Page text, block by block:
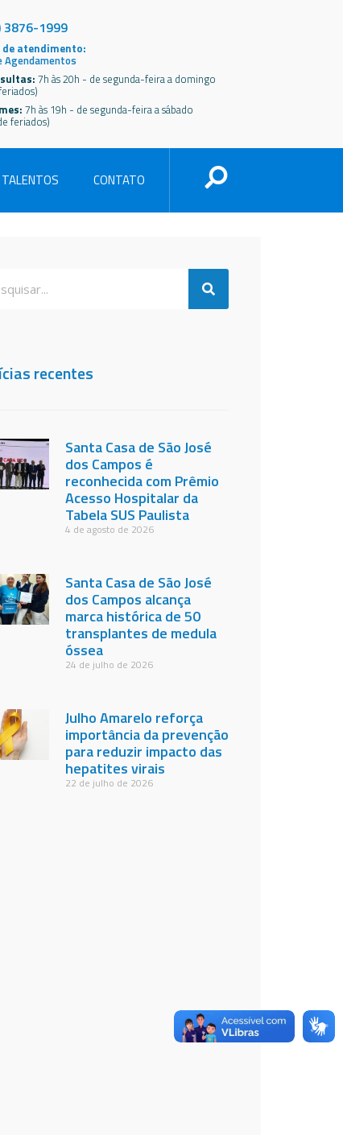
3876-1999
atendimento:
Agendamentos
7h às 20h - de segunda-feira a domingo
7h às 19h - de segunda-feira a sábado
feriados)
CONTATO
recentes
Santa Casa de São José
dos Campos é
reconhecida com Prêmio
Acesso Hospitalar da
Tabela SUS Paulista
4 de agosto de 2026
Santa Casa de São José
dos Campos alcança
marca histórica de 50
transplantes de medula
óssea
24 de julho de 2026
Julho Amarelo reforça
importância da prevenção
para reduzir impacto das
hepatites virais
22 de julho de 2026